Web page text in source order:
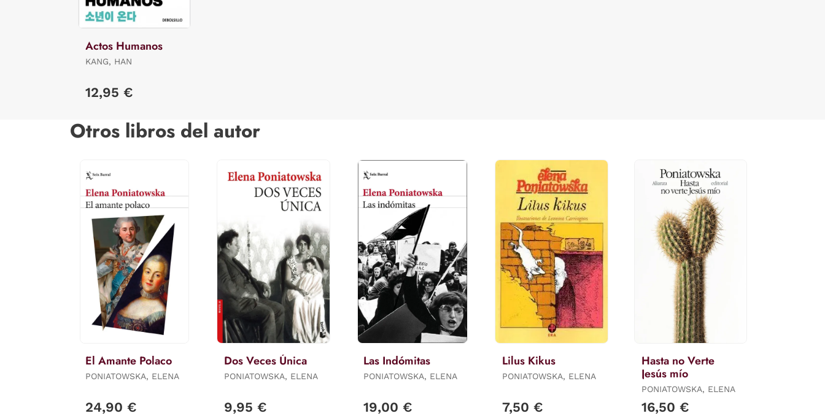
Actos Humanos
KANG, HAN
12,95 €
Otros libros del autor
El Amante Polaco
PONIATOWSKA, ELENA
24,90 €
Dos Veces Única
PONIATOWSKA, ELENA
9,95 €
Las Indómitas
PONIATOWSKA, ELENA
19,00 €
Lilus Kikus
PONIATOWSKA, ELENA
7,50 €
Hasta no Verte
Jesús mío
PONIATOWSKA, ELENA
16,50 €